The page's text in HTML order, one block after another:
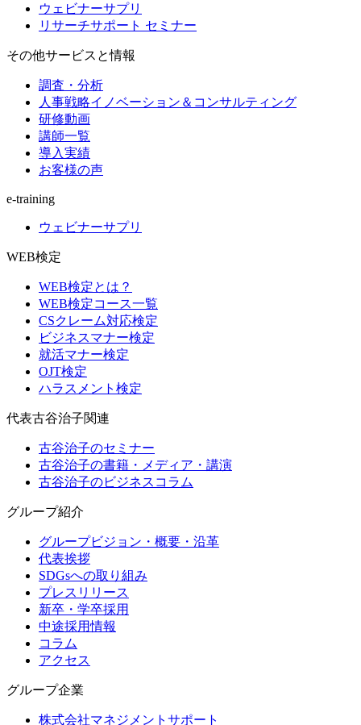
ウェビナーサプリ
リサーチサポート セミナー
その他サービスと情報
調査・分析
人事戦略イノベーション＆コンサルティング
研修動画
講師一覧
導入実績
お客様の声
e-training
ウェビナーサプリ
WEB検定
WEB検定とは？
WEB検定コース一覧
CSクレーム対応検定
ビジネスマナー検定
就活マナー検定
OJT検定
ハラスメント検定
代表古谷治子関連
古谷治子のセミナー
古谷治子の書籍・メディア・講演
古谷治子のビジネスコラム
グループ紹介
グループビジョン・概要・沿革
代表挨拶
SDGsへの取り組み
プレスリリース
新卒・学卒採用
中途採用情報
コラム
アクセス
グループ企業
株式会社マネジメントサポート